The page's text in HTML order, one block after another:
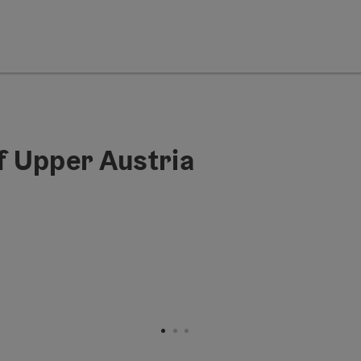
Upper Austria